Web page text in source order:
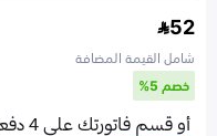
52
شامل القيمة المضافة
خصم 5%